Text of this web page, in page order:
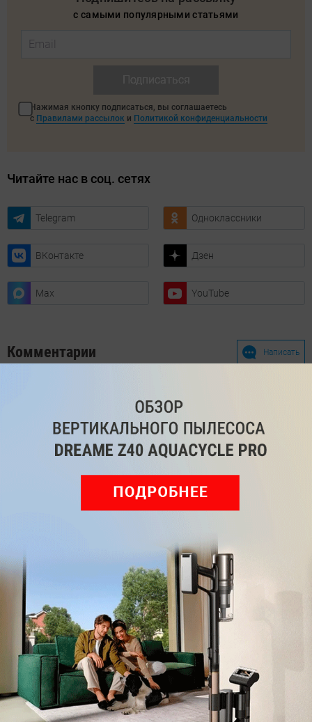
с самыми популярными статьями
Нажимая кнопку подписаться, вы соглашаетесь
с Правилами рассылок и Политикой конфиденциальности
Читайте нас в соц. сетях
Telegram Одноклассники
ВКонтакте Дзен
Max YouTube
Комментарии Написать
Мы знаем, вам есть что сказать!
ВойдитеилиЗарегистрируйтесь, чтобы
Рекомендуем